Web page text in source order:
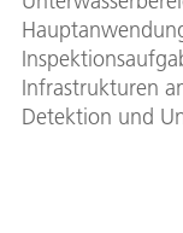
Infrastrukturen
Detektion und